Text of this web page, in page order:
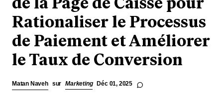
DEUTSCH
PORTUGUÊS
ESPAÑOL
Rationaliser le Processus
de Paiement et Améliorer
le Taux de Conversion
Matan Naveh sur Marketing Déc 01, 2025